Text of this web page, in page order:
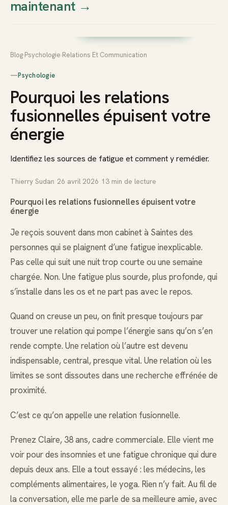
Thierry
Prendre rendez-vous dès
maintenant→
Blog Psychologie Relations Et Communication
—Psychologie
Pourquoi les relations
fusionnelles épuisent votre
énergie
Identifiez les sources de fatigue et comment y remédier.
Thierry Sudan 26 avril 2026 13 min de lecture
Pourquoi les relations fusionnelles épuisent votre
énergie
Je reçois souvent dans mon cabinet à Saintes des
personnes qui se plaignent d’une fatigue inexplicable.
Pas celle qui suit une nuit trop courte ou une semaine
chargée. Non. Une fatigue plus sourde, plus profonde, qui
s’installe dans les os et ne part pas avec le repos.
Quand on creuse un peu, on finit presque toujours par
trouver une relation qui pompe l’énergie sans qu’on s’en
rende compte. Une relation où l’autre est devenu
indispensable, central, presque vital. Une relation où les
limites se sont dissoutes dans une recherche effrénée de
proximité.
C’est ce qu’on appelle une relation fusionnelle.
Prenez Claire, 38 ans, cadre commerciale. Elle vient me
voir pour des insomnies et une fatigue chronique qui dure
depuis deux ans. Elle a tout essayé : les médecins, les
compléments alimentaires, le yoga. Rien n’y fait. Au fil de
la conversation, elle me parle de sa meilleure amie, avec